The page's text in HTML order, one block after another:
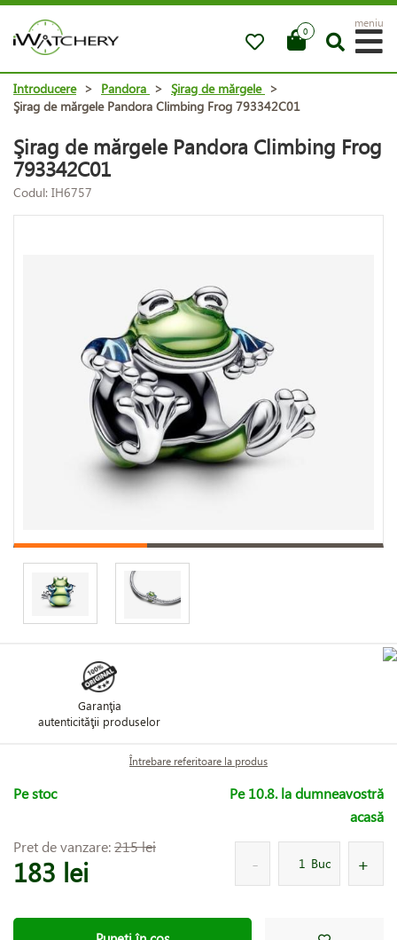
0
meniu
Introducere > Pandora > Şirag de mărgele >
Şirag de mărgele Pandora Climbing Frog 793342C01
Şirag de mărgele Pandora Climbing Frog
793342C01
Codul: IH6757
Garanţia
autenticităţii produselor
Întrebare referitoare la produs
Pe stoc
Pe 10.8. la dumneavostră
acasă
Pret de vanzare:215 lei
183 lei Buc